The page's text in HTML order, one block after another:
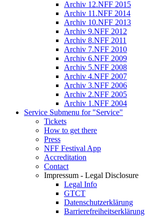
Archiv 12.NFF 2015
Archiv 11.NFF 2014
Archiv 10.NFF 2013
Archiv 9.NFF 2012
Archiv 8.NFF 2011
Archiv 7.NFF 2010
Archiv 6.NFF 2009
Archiv 5.NFF 2008
Archiv 4.NFF 2007
Archiv 3.NFF 2006
Archiv 2.NFF 2005
Archiv 1.NFF 2004
Service Submenu for "Service"
Tickets
How to get there
Press
NFF Festival App
Accreditation
Contact
Impressum - Legal Disclosure
Legal Info
GTCT
Datenschutzerklärung
Barrierefreiheitserklärung